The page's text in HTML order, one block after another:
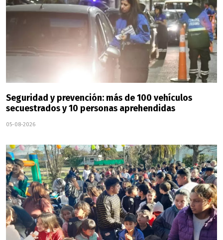
Seguridad y prevención: más de 100 vehículos
secuestrados y 10 personas aprehendidas
05-08-2026